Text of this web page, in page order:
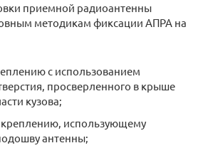
приемной радиоантенны
методикам фиксации АПРА на
с использованием
просверленного в крыше
кузова;
использующему
антенны;